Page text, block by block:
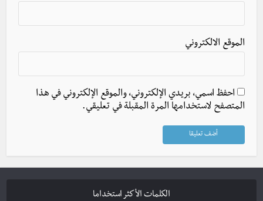
الموقع الالكتروني
احفظ اسمي، بريدي الإلكتروني، والموقع الإلكتروني في هذا
المتصفح لاستخدامها المرة المقبلة في تعليقي.
الكلمات الأكثر استخداما